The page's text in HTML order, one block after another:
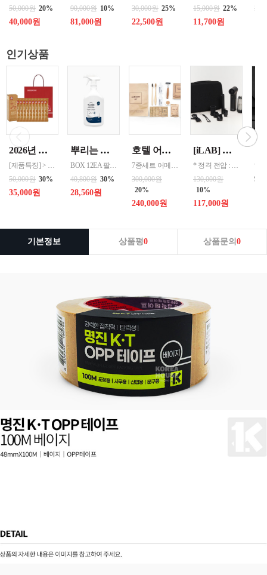
50,000원 20%
40,000원
90,000원 10%
81,000원
30,000원 25%
22,500원
15,000원 22%
11,700원
인기상품
2026년 설명절 선물세트 [정관장] 홍삼기보데일리스틱 10ml*10포
[제품특징] > 120여 년 노하우로 재배된 6년근 홍과 제조기술로 추출 > 100% 계약재배를 통한 6년근 인삼 > 430여 가지의까다로운 품질 검사 > 액상형 농축액으로 음용이 쉬움 [제품성분] > 덱스트린, 정제수, 홍삼농축액(6년근, 고형분 64%, 홍삼성분 70mg/g 이상, 국산) 6.5%, 녹용추출액(뉴질랜드산), 식물혼합농축액(작약
50,000원 30%
35,000원
뿌리는 락스세제(욕실용) 1,000ml 12개 한박스단위 판매
BOX 12EA 팔레트 0.0123 원산지 한국 BARCODE 8809367760815
40,800원 30%
28,560원
호텔 어메니티 여행용 세면도구 50세트 대박스로만 판매 친환경 트레블세트 해외여행준비물 여행세트 일회용세면도구 어메니티세트
7종세트 어메니티 단체
300,000원
20%
240,000원
[iLAB] 아이랩 윈드 블라스터 에어건 iLAB-WBT 140,000RPM > 새틴블랙 > 크림화이트 선택 1
* 정격 전압 : 5V 2A * 소비 전력 : 30W * 최대 출력 : 200W(max) * 배터리 용량 : 4,000mAh x 2 (병렬) * 사용 시간 : 최저속도 약 120분 / 최고속도 약 12분 * 완충 시간 : 약 3시간 * 풍속 : 최대 22m/s, 최소 6m/s * 모터 스피드 : 140,000 RPM * 흡입력 : 8000 Pa * 규격 :
130,000원
10%
117,000원
기본정보 상품평0 상품문의0